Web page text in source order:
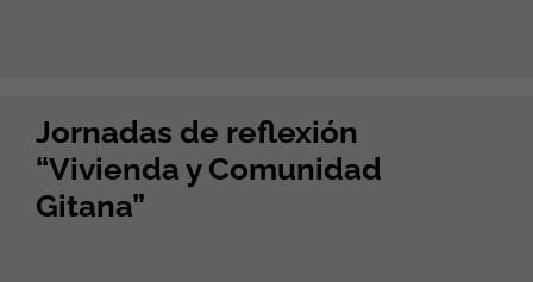
Jornadas de reflexión
“Vivienda y Comunidad
Gitana”